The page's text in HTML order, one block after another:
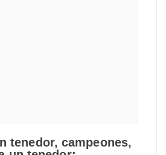
tenedor, campeones,